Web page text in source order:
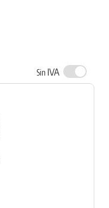
Sin IVA